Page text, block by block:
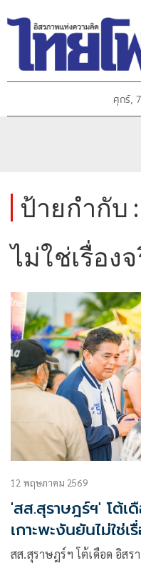
ศุกร์,
ป้ายกำกับ :
ไม่ใช่เรื่องจ
12 พฤษภาคม 2569
'สส.สุราษฎร์ฯ' โต้เ
เกาะพะงันยันไม่ใช่เ
สส.สุราษฎร์ฯ โต้เดือด อิสร